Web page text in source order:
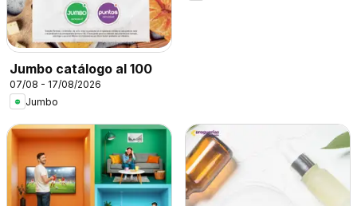
Jumbo catálogo al 100
07/08 - 17/08/2026
Jumbo